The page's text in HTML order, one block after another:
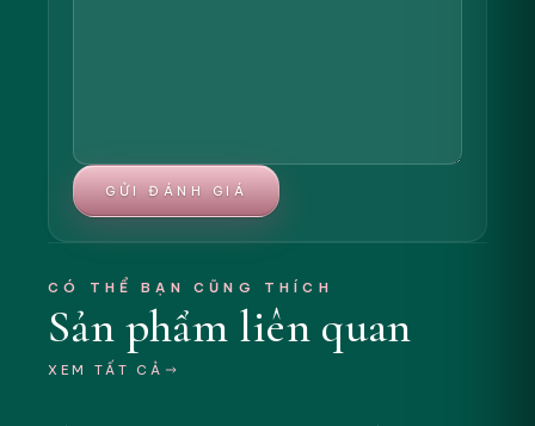
GỬI ĐÁNH GIÁ
CÓ THỂ BẠN CŨNG THÍCH
Sản phẩm liên quan
XEM TẤT CẢ